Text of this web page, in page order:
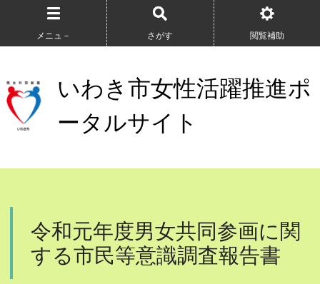
メニュ－ さがす 閲覧補助
いわき市女性活躍推進ポ
ータルサイト
令和元年度男女共同参画に関
する市民等意識調査報告書